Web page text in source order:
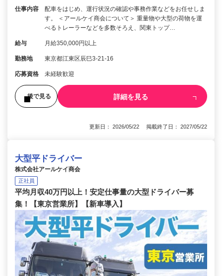
仕事内容
配車をはじめ、運行状況の確認や事務作業などをお任せしま
す。 ＜アールケイ商会について＞ 重量物や大型の荷物を運
べるトレーラーなどを多数そろえ、関東トップ…
給与 月給350,000円以上
勤務地 東京都江東区辰巳3-21-16
応募資格 未経験歓迎
後で見る 詳細を見る
更新日： 2026/05/22 掲載終了日： 2027/05/22
大型平ドライバー
株式会社アールケイ商会
正社員
平均月収40万円以上！安定仕事量の大型ドライバー募
集！【東京営業所】【新車導入】